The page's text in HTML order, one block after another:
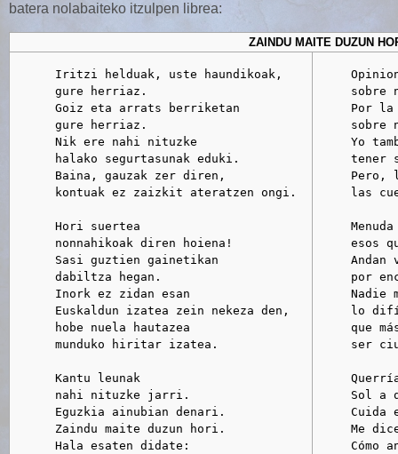
batera nolabaiteko itzulpen librea:
ZAINDU MAITE DUZUN
      Iritzi helduak, uste haundikoak,
      gure herriaz.
      Goiz eta arrats berriketan
      gure herriaz.
      Nik ere nahi nituzke
      halako segurtasunak eduki.
      Baina, gauzak zer diren,
      kontuak ez zaizkit ateratzen ongi.
      Hori suertea
      nonnahikoak diren hoiena!
      Sasi guztien gainetikan
      dabiltza hegan.
      Inork ez zidan esan
      Euskaldun izatea zein nekeza den,
      hobe nuela hautazea
      munduko hiritar izatea.
      Kantu leunak
      nahi nituzke jarri.
      Eguzkia ainubian denari.
      Zaindu maite duzun hori.
      Hala esaten didate:
sobre
Por la
sobre
Yo
tener
Pero,
las
Menuda
esos
Andan
por
Nadie
lo
que
ser
Sol a
Cuida
Me
Cómo